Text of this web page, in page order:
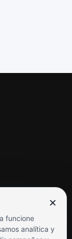
×
funcione
analítica y